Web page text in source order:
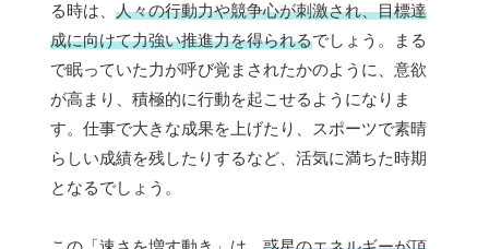
る時は、 人々の行動力や競争心が刺激され、目標達
成に向けて力強い推進力を得られるでしょう。まる
で眠っていた力が呼び覚まされたかのように、意欲
が高まり、積極的に行動を起こせるようになりま
す。仕事で大きな成果を上げたり、スポーツで素晴
らしい成績を残したりするなど、活気に満ちた時期
となるでしょう。